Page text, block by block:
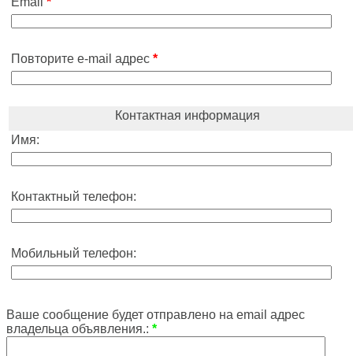
Повторите e-mail адрес *
Контактная информация
Имя:
Контактный телефон:
Мобильный телефон:
Ваше сообщение будет отправлено на email адрес
владельца объявления.: *